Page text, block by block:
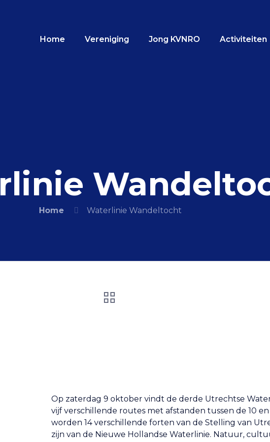
Home Vereniging Jong KVNRO Activiteiten
Home Waterlinie Wandeltocht
Op zaterdag 9 oktober vindt de derde Utrechtse
vijf verschillende routes met afstanden tussen de 10
worden 14 verschillende forten van de Stelling van
zijn van de Nieuwe Hollandse Waterlinie. Natuur,